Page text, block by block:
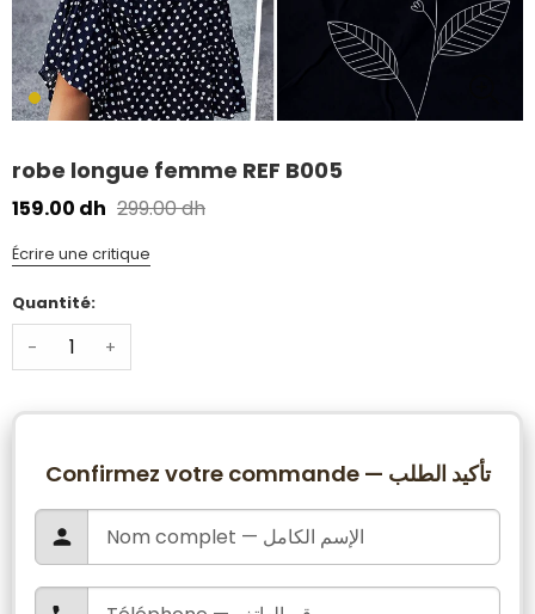
robe longue femme REF B005
159.00 dh 299.00 dh
Écrire une critique
Quantité:
- +
Confirmez votre commande — تأكيد الطلب